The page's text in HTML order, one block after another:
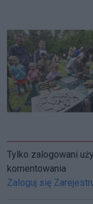
Tylko zalogowani
komentowania
Zaloguj się